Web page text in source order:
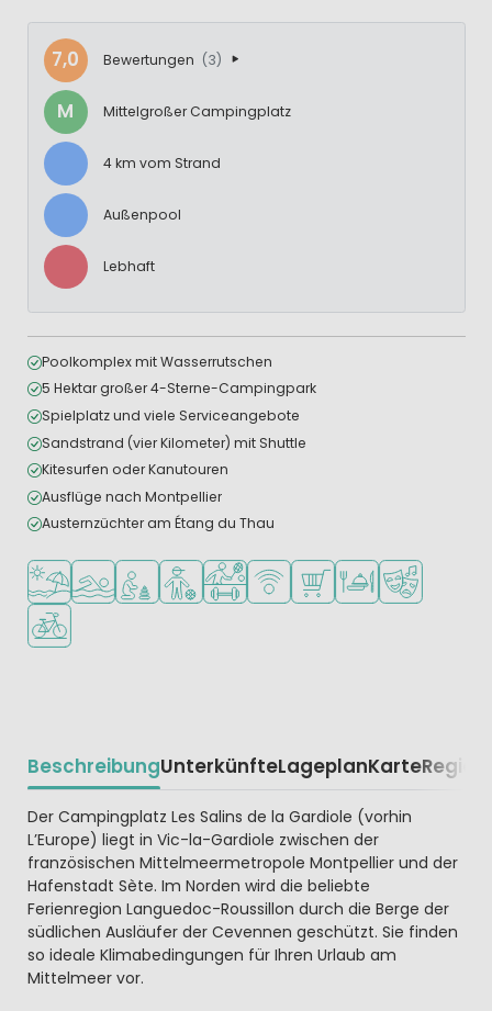
7,0 Bewertungen (3)
M Mittelgroßer Campingplatz
4 km vom Strand
Außenpool
Lebhaft
Poolkomplex mit Wasserrutschen
5 Hektar großer 4-Sterne-Campingpark
Spielplatz und viele Serviceangebote
Sandstrand (vier Kilometer) mit Shuttle
Kitesurfen oder Kanutouren
Ausflüge nach Montpellier
Austernzüchter am Étang du Thau
Am Strand und Meer
FreibadEmpfohlen für kleine Kinder
Empfohlen für Teenager
Viele Sportmöglichkeiten
WLAN verfügbar
Supermarkt/Laden
Restaurant oder
Fahrradverleih
BeschreibungUnterkünfteLageplanKarteRegion
Beschrijving
Der Campingplatz Les Salins de la Gardiole (vorhin
L’Europe) liegt in Vic-la-Gardiole zwischen der
französischen Mittelmeermetropole Montpellier und der
Hafenstadt Sète. Im Norden wird die beliebte
Ferienregion Languedoc-Roussillon durch die Berge der
südlichen Ausläufer der Cevennen geschützt. Sie finden
so ideale Klimabedingungen für Ihren Urlaub am
Mittelmeer vor.